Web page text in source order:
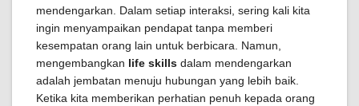
mendengarkan. Dalam setiap interaksi, sering kali kita
ingin menyampaikan pendapat tanpa memberi
kesempatan orang lain untuk berbicara. Namun,
mengembangkan life skills dalam mendengarkan
adalah jembatan menuju hubungan yang lebih baik.
Ketika kita memberikan perhatian penuh kepada orang